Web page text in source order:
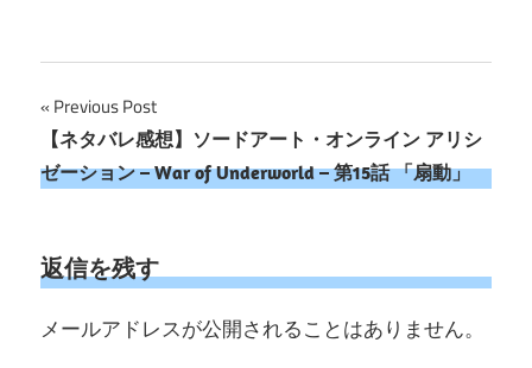
投
稿
ビ
ゲ
ー
Previous Post
【ネタバレ感想】ソードアート・オンライン アリシ
ゼーション – War of Underworld – 第15話 「扇動」
返信を残す
メールアドレスが公開されることはありません。